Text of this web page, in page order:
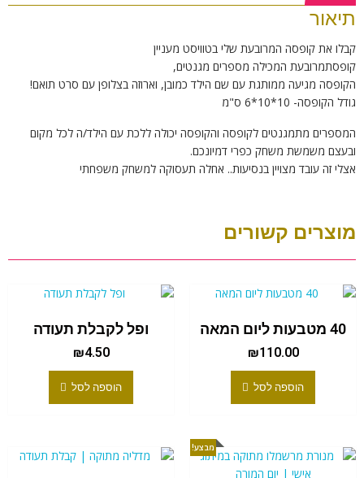
תיאור
קבלו את קופסה המרובעת שלי בטוויסט מעניין
קופסתמרובעת המכילה מספרים מגנטים,
הקופסה מגיעה ממותגת עם שם הילד כמובן, וארוזה בצלופן עם סרט תואם!
גודל הקופסה- 10*10*6 ס"מ
המספרים מתמגנטים לקופסה והקופסה יכולה ללכת עם הילד/ה לכל מקום
ובעצם משמשת משחק כפרי דמיונכם.
אצלי זה עובד מצויין בנסיעות.. אחלה תעסוקה למשחק משפחתי
מוצרים קשורים
40 מטבעות ליום המאה
₪110.00
הוספה לסל
ופל לקבלת תעודה
₪4.50
הוספה לסל
מבצע!